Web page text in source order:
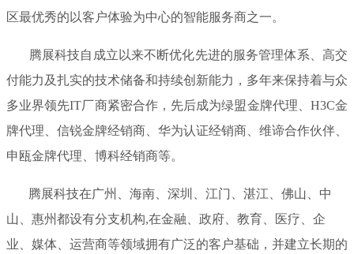
区最优秀的以客户体验为中心的智能服务商之一。
腾展科技自成立以来不断优化先进的服务管理体系、高交
付能力及扎实的技术储备和持续创新能力，多年来保持着与众
多业界领先IT厂商紧密合作，先后成为绿盟金牌代理、H3C金
牌代理、信锐金牌经销商、华为认证经销商、维谛合作伙伴、
申瓯金牌代理、博科经销商等。
腾展科技在广州、海南、深圳、江门、湛江、佛山、中
山、惠州都设有分支机构,在金融、政府、教育、医疗、企
业、媒体、运营商等领域拥有广泛的客户基础，并建立长期的